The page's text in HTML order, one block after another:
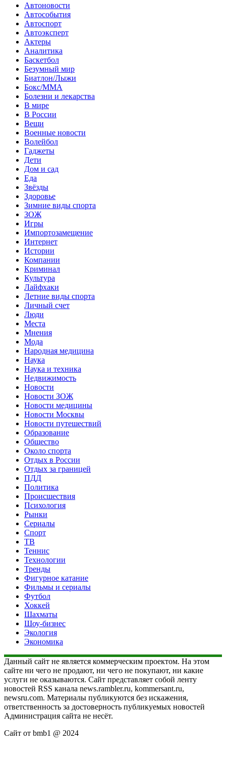
Автоновости
Автособытия
Автоспорт
Автоэксперт
Актеры
Аналитика
Баскетбол
Безумный мир
Биатлон/Лыжи
Бокс/MMA
Болезни и лекарства
В мире
В России
Вещи
Военные новости
Волейбол
Гаджеты
Дети
Дом и сад
Еда
Звёзды
Здоровье
Зимние виды спорта
ЗОЖ
Игры
Импортозамещение
Интернет
Истории
Компании
Криминал
Культура
Лайфхаки
Летние виды спорта
Личный счет
Люди
Места
Мнения
Мода
Народная медицина
Наука
Наука и техника
Недвижимость
Новости
Новости ЗОЖ
Новости медицины
Новости Москвы
Новости путешествий
Образование
Общество
Около спорта
Отдых в России
Отдых за границей
ПДД
Политика
Происшествия
Психология
Рынки
Сериалы
Спорт
ТВ
Теннис
Технологии
Тренды
Фигурное катание
Фильмы и сериалы
Футбол
Хоккей
Шахматы
Шоу-бизнес
Экология
Экономика
Данный сайт не является коммерческим проектом. На этом
сайте ни чего не продают, ни чего не покупают, ни какие
услуги не оказываются. Сайт представляет собой ленту
новостей RSS канала news.rambler.ru, kommersant.ru,
newsru.com. Материалы публикуются без искажения,
ответственность за достоверность публикуемых новостей
Администрация сайта не несёт.
Сайт от bmb1 @ 2024